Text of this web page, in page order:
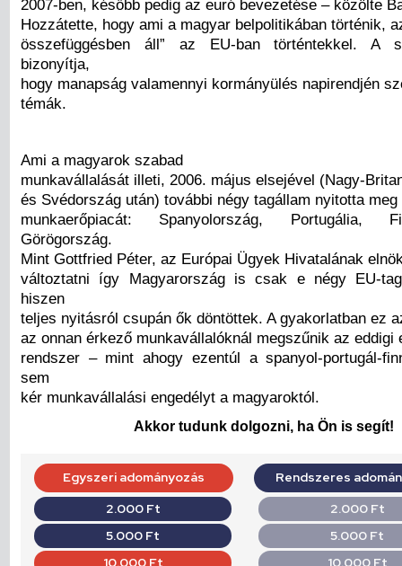
2007-ben, később pedig az euró bevezetése – közölte
Hozzátette, hogy ami a magyar belpolitikában történik,
összefüggésben áll” az EU-ban történtekkel. A
bizonyítja,
hogy manapság valamennyi kormányülés napirendjén
témák.
Ami a magyarok szabad
munkavállalását illeti, 2006. május elsejével (Nagy-
és Svédország után) további négy tagállam nyitotta
munkaerőpiacát: Spanyolország, Portugália,
Görögország.
Mint Gottfried Péter, az Európai Ügyek Hivatalának
változtatni így Magyarország is csak e négy EU-
hiszen
teljes nyitásról csupán ők döntöttek. A gyakorlatban ez
az onnan érkező munkavállalóknál megszűnik az eddigi
rendszer – mint ahogy ezentúl a spanyol-portugál-
sem
kér munkavállalási engedélyt a magyaroktól.
Akkor tudunk dolgozni, ha Ön is segít!